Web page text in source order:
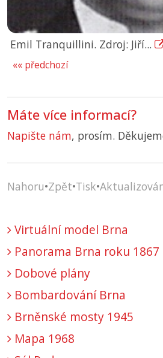
Emil Tranquillini. Zdroj: Jiří...
«« předchozí
Máte více informací?
Napište nám, prosím.
Nahoru•Zpět•Tisk•
Virtuální model Brna
Panorama Brna roku 1867
Dobové plány
Bombardování Brna
Brněnské mosty 1945
Mapa 1968